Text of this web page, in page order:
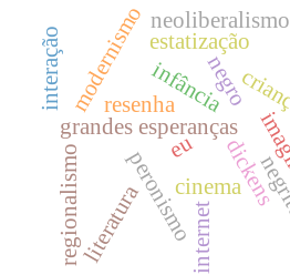
dickens
infância
grandes esperanças
cinema
peronismo
literatura
modernismo
regionalismo
negro
eu
interação
internet
estatização
resenha
neoliberalismo